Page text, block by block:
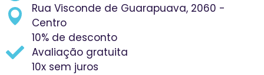
Rua Visconde de Guarapuava, 2060 -
Centro
10% de desconto
Avaliação gratuita
10x sem juros